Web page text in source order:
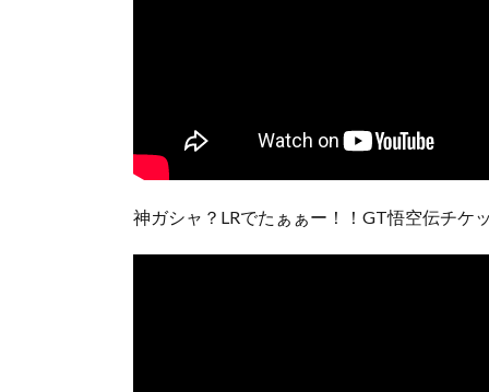
神ガシャ？LRでたぁぁー！！GT悟空伝チケ